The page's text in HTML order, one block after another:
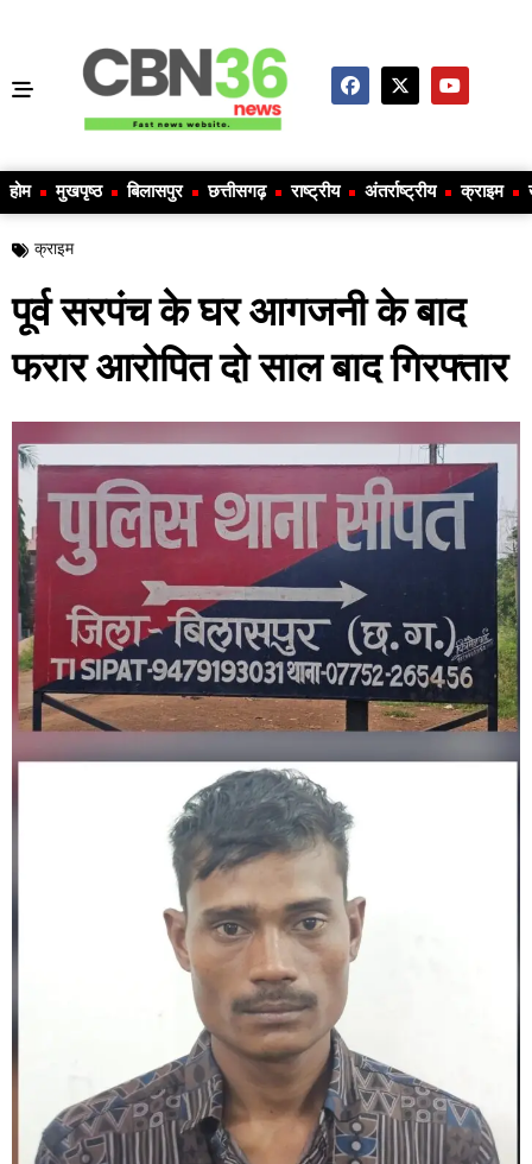
होम मुखपृष्ठ बिलासपुर छत्तीसगढ़ राष्ट्रीय अंतर्राष्ट्रीय क्राइम
क्राइम
पूर्व सरपंच के घर आगजनी के बाद
फरार आरोपित दो साल बाद गिरफ्तार